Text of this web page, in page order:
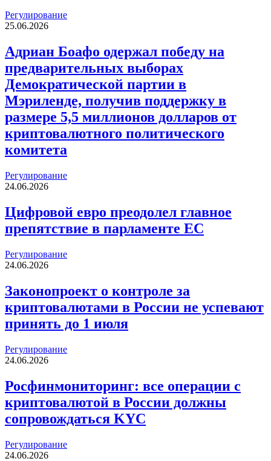
Регулирование
25.06.2026
Адриан Боафо одержал победу на
предварительных выборах
Демократической партии в
Мэриленде, получив поддержку в
размере 5,5 миллионов долларов от
криптовалютного политического
комитета
Регулирование
24.06.2026
Цифровой евро преодолел главное
препятствие в парламенте ЕС
Регулирование
24.06.2026
Законопроект о контроле за
криптовалютами в России не успевают
принять до 1 июля
Регулирование
24.06.2026
Росфинмониторинг: все операции с
криптовалютой в России должны
сопровождаться KYC
Регулирование
24.06.2026